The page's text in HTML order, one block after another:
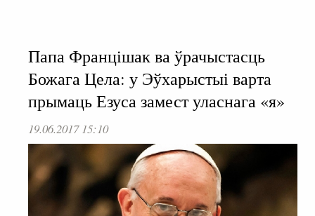
Папа Францішак ва ўрачыстасць
Божага Цела: у Эўхарыстыі варта
прымаць Езуса замест уласнага «я»
19.06.2017 15:10